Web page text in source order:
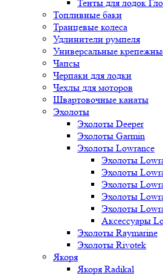
Тенты для лодок
Топливные баки
Транцевые колеса
Удлинители румпеля
Универсальные
Чапсы
Черпаки для лодки
Чехлы для моторов
Швартовочные канаты
Эхолоты
Эхолоты Deeper
Эхолоты Garmin
Эхолоты Lowrance
Эхолоты
Эхолоты
Эхолоты
Эхолоты
Эхолоты
Аксессуары
Эхолоты Raymarine
Эхолоты Rivotek
Якоря
Якоря Radikal